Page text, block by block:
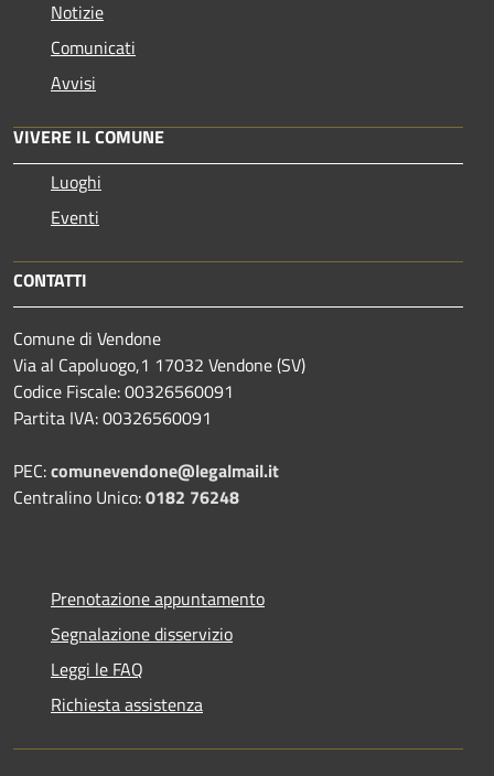
Notizie
Comunicati
Avvisi
VIVERE IL COMUNE
Luoghi
Eventi
CONTATTI
Comune di Vendone
Via al Capoluogo,1 17032 Vendone (SV)
Codice Fiscale: 00326560091
Partita IVA: 00326560091
PEC:comunevendone@legalmail.it
Centralino Unico:0182 76248
Prenotazione appuntamento
Segnalazione disservizio
Leggi le FAQ
Richiesta assistenza